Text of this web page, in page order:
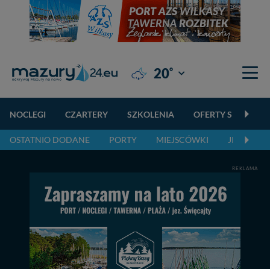
20° Giżycko
NOCLEGI CZARTERY SZKOLENIA OFERTY
OSTATNIO DODANE PORTY MIEJSCÓWKI JEZIORA,
REKLAMA